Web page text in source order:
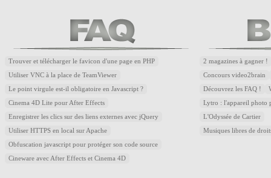
Trouver et télécharger le favicon d'une page en PHP
Utiliser VNC à la place de TeamViewer
Le point virgule est-il obligatoire en Javascript ?
Cinema 4D Lite pour After Effects
Enregistrer les clics sur des liens externes avec jQuery
Utiliser HTTPS en local sur Apache
Obfuscation javascript pour protéger son code source
Cineware avec After Effects et Cinema 4D
2 magazines à gagner !
Concours video2brain
Découvrez les FAQ !
Lytro : l'appareil photo
L'Odyssée de Cartier
Musiques libres de